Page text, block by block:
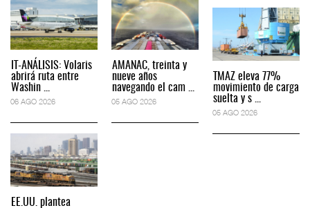
IT-ANÁLISIS: Volaris
abrirá ruta entre
Washin ...
06 AGO 2026
EE.UU. plantea
AMANAC, treinta y
nueve años
navegando el cam ...
05 AGO 2026
TMAZ eleva 77%
movimiento de carga
suelta y s ...
05 AGO 2026